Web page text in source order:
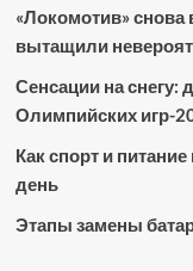
«Локомотив»
вытащили
Сенсации на снегу:
Олимпийских игр-
Как спорт и
день
Этапы замены